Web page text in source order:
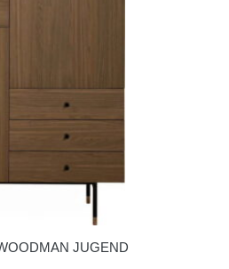
JUGEND